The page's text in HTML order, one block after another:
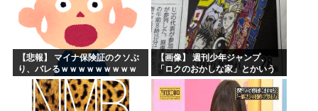
【悲報】 マイナ保険証のクソぶ
り、バレるｗｗｗｗｗｗｗｗｗ
【画像】 週刊少年ジャンプ、
「ロクのおかしな家」とかいう
微妙な漫画を巻頭カラーにした
せいで100万部切る